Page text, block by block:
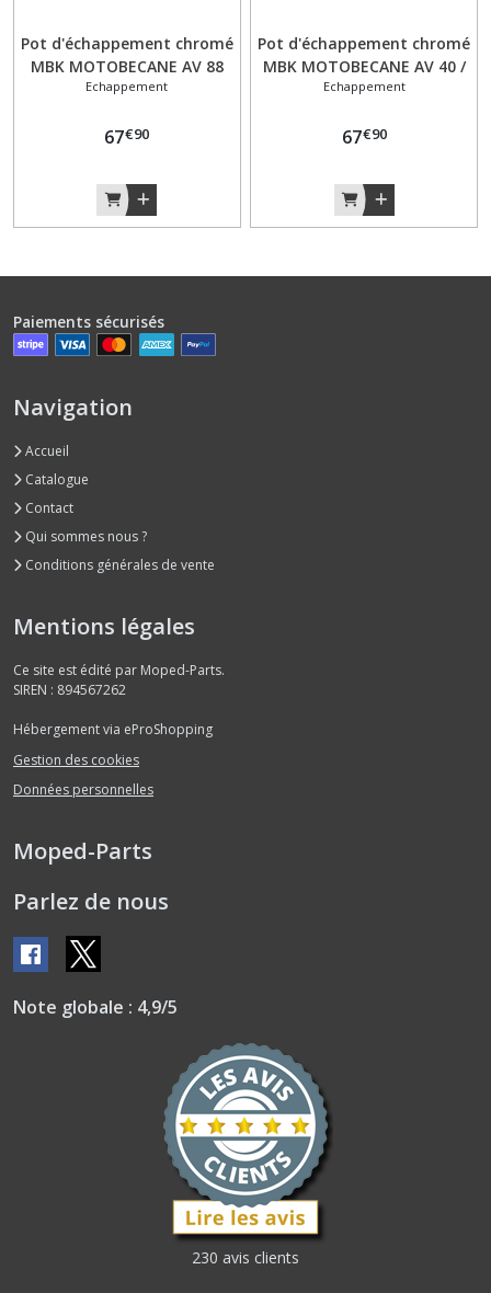
Pot d'échappement chromé
MBK MOTOBECANE AV 88
avec collier
Echappement
67€90
Pot d'échappement chromé
MBK MOTOBECANE AV 40 /
50 avec collier
Echappement
67€90
Paiements sécurisés
Navigation
Accueil
Catalogue
Contact
Qui sommes nous ?
Conditions générales de vente
Mentions légales
Ce site est édité par Moped-Parts.
SIREN : 894567262
Hébergement via eProShopping
Gestion des cookies
Données personnelles
Moped-Parts
Parlez de nous
Note globale : 4,9/5
230 avis clients